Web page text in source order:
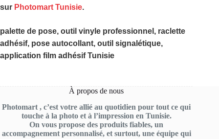
sur Photomart Tunisie.
palette de pose, outil vinyle professionnel, raclette
adhésif, pose autocollant, outil signalétique,
application film adhésif Tunisie
À propos de nous
Photomart , c’est votre allié au quotidien pour tout ce qui
touche à la photo et à l’impression en Tunisie.
On vous propose des produits fiables, un
accompagnement personnalisé, et surtout, une équipe qui